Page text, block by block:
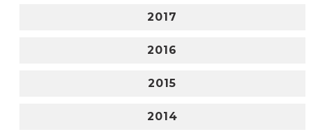
2017
2016
2015
2014